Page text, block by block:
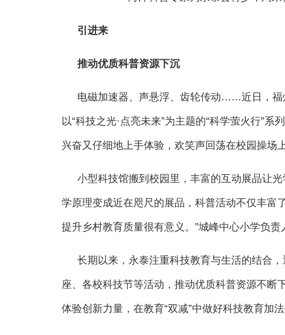
引进来
推动优质科普资源下沉
电磁加速器、声悬浮、齿轮传动……近日，福
以“科技之光·点亮未来”为主题的“科学萤火行”
兴奋又仔细地上手体验，欢笑声回荡在校园操场上
小型科技馆搬到校园里，丰富的互动展品让
学原理变成近在咫尺的展品，科普活动不仅丰富
提升乡村教育质量很有意义。”城峰中心小学负责
长期以来，永泰注重科技教育与生活的结合
座、各校科技节等活动，推动优质科普资源不断
体验创新力量，在教育“双减”中做好科技教育加法